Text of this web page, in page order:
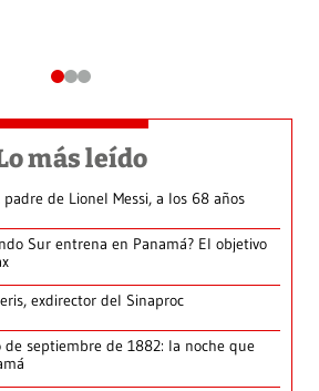
más leído
padre de Lionel Messi, a los 68 años
Sur entrena en Panamá? El objetivo
exdirector del Sinaproc
septiembre de 1882: la noche que